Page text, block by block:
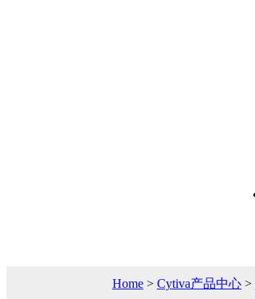
Home> Cytiva产品中心>